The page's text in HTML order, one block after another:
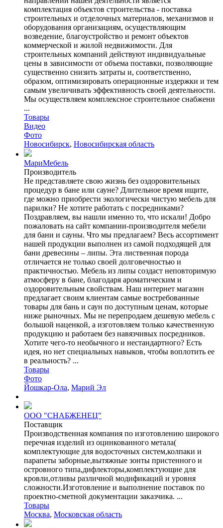
комплектация объектов строительства - поставка
строительных и отделочных материалов, механизмов и
оборудования организациям, осуществляющим
возведение, благоустройство и ремонт объектов
коммерческой и жилой недвижимости. Для
строительных компаний действуют индивидуальные
цены в зависимости от объема поставки, позволяющие
существенно снизить затраты и, соответственно,
образом, оптимизировать операционные издержки и тем
самым увеличивать эффективность своей деятельности.
Мы осуществляем комплексное строительное снабжени
...
Товары
Видео
Фото
Новосибирск, Новосибирская область
МариМебель
Производитель
Не представляете свою жизнь без оздоровительных
процедур в бане или сауне? Длительное время ищите,
где можно приобрести экологически чистую мебель для
парилки? Не хотите работать с посредниками?
Поздравляем, вы нашли именно то, что искали! Добро
пожаловать на сайт компании-производителя мебели
для бани и сауны. Что мы предлагаем? Весь ассортимент
нашей продукции выполнен из самой подходящей для
бани древесины – липы. Эта лиственная порода
отличается не только своей долговечностью и
практичностью. Мебель из липы создаст неповторимую
атмосферу в бане, благодаря ароматическим и
оздоровительным свойствам. Наш интернет магазин
предлагает своим клиентам самые востребованные
товары для бань и саун по доступным ценам, которые
ниже рыночных. Мы не перепродаем дешевую мебель с
большой наценкой, а изготовляем только качественную
продукцию и работаем без навязчивых посредников.
Хотите чего-то необычного и нестандартного? Есть
идея, но нет специальных навыков, чтобы воплотить ее
в реальность? ...
Товары
Фото
Йошкар-Ола, Марий Эл
ООО "СНАБЖЕНЕЦ"
Поставщик
Производственная компания по изготовлению широкого
перечная изделий из оцинкованного метала(
комплектующие для водосточных систем,колпаки и
парапеты заборные,вытяжные зонты пристенного и
островного типа,дифлекторы,комплектующие для
кровли,отливы различной модификаций и уровня
сложности.Изготовление и выполнение поставок по
проектно-сметной документации заказчика. ...
Товары
Москва, Московская область